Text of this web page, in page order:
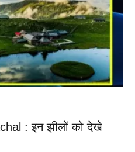
: इन झीलों को देखे